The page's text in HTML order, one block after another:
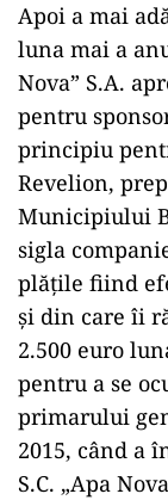
Apoi a mai
luna mai a
Nova” S.A.
pentru
principiu
Revelion,
Municipiului
sigla
plățile fiind
și din care îi
2.500 euro
pentru a se
primarului
2015, când a
S.C. „Apa